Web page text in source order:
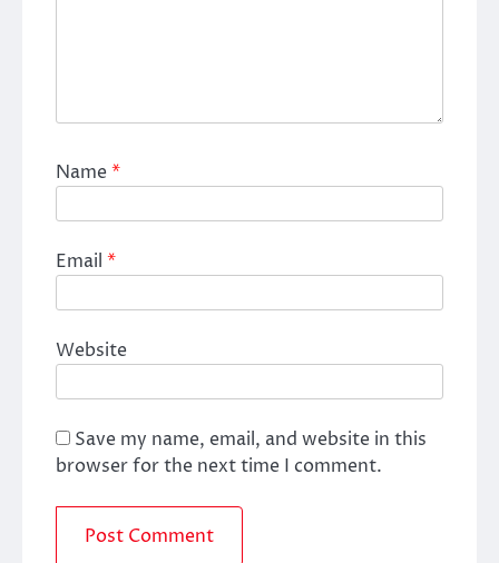
Name*
Email *
Website
Save my name, email, and website in this
browser for the next time I comment.